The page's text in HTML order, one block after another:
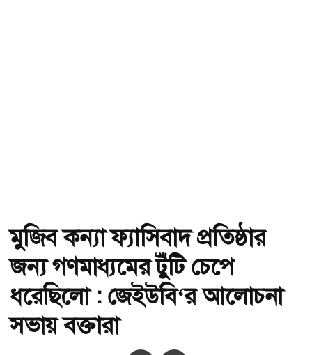
মুজিব কন্যা ফ্যাসিবাদ প্রতিষ্ঠার
জন্য গণমাধ্যমের টুঁটি চেপে
ধরেছিলো : জেইউবি‘র আলোচনা
সভায় বক্তারা